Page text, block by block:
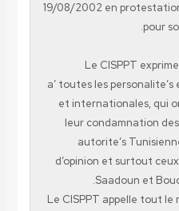
19/08/2002 en
pour
Le CISPPT
a’ toutes les
et internationales, qui
leur condamnation
autorite’s
d’opinion et surtout
Saadoun et
Le CISPPT appelle tout le